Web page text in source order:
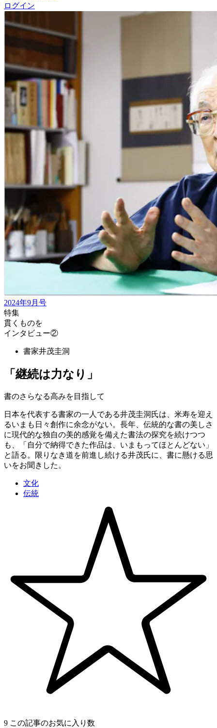
ログイン
2024年9月号
特集
貫くものを
インタビュー②
書家井茂圭洞
「継続は力なり」
書のさらなる高みを目指して
日本を代表する書家の一人である井茂圭洞氏は、米寿を迎え
るいまも日々創作に余念がない。長年、伝統的な書の美しさ
に現代的な独自の美的感覚を備えた書法の探究を続けつつ
も、「自分で納得できた作品は、いまもってほとんどない」
と語る。限りなき道を前進し続ける井茂氏に、書に懸ける思
いをお聞きした。
文化
伝統
9 この記事のお気に入り数